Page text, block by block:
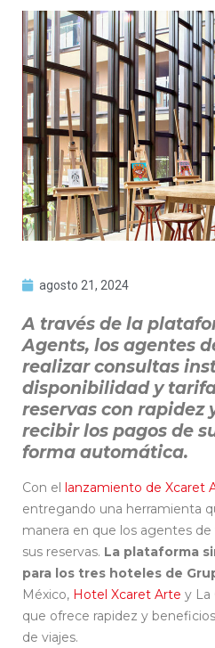
agosto 21, 2024
A través de la
Agents, los agentes
realizar consultas
disponibilidad y
reservas con rapidez
recibir los pagos de
forma automática.
Con el lanzamiento de Xcaret
entregando una herramienta
manera en que los agentes
sus reservas. La plataforma
para los tres hoteles de
México, Hotel Xcaret Arte y La
que ofrece rapidez y
de viajes.